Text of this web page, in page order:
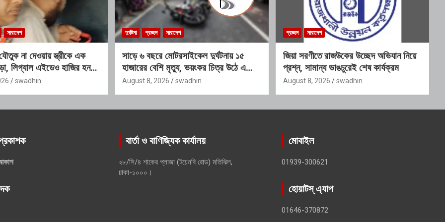
সারাদেশ
না দেওয়ায় স্ত্রীকে এক
লিগ্যাল এইডেও হাজির হননি
swadhin
দুর্ঘটনা প্রচ্ছদ সারাদেশ
সাড়ে ৬ বছরে মোটরসাইকেল দুর্ঘটনায় ১৫
হাজারের বেশি মৃত্যু, ভয়ংকর চিত্র উঠে এলো
প্রতিবেদনে
August 8, 2026 swadhin
প্রচ্ছদ সারাদেশ
জিয়া সরণীতে রাজউকের উচ্ছেদ অভিযান নিয়ে
প্রশ্ন, সামান্য ভাঙচুরেই শেষ কার্যক্রম
August 8, 2026 swadhin
বার্তা ও বাণিজ্যিক কার্যালয়
২৮/সি/৪ শাকের প্লাজা (টয়েনবি রোড) মতিঝিল,
ঢাকা-১০০০।
মোবাইল
01939-300621
হোয়াটস্ এ্যাপ
01646-370872